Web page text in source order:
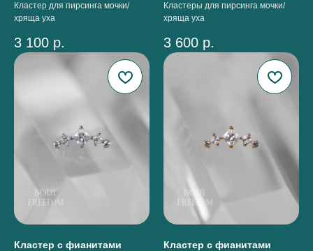
Кластер для пирсинга мочки/
хряща уха
3 100 р.
Кластеры для пирсинга мочки/
хряща уха
3 600 р.
Кластер с фианитами Кластер с фианитами